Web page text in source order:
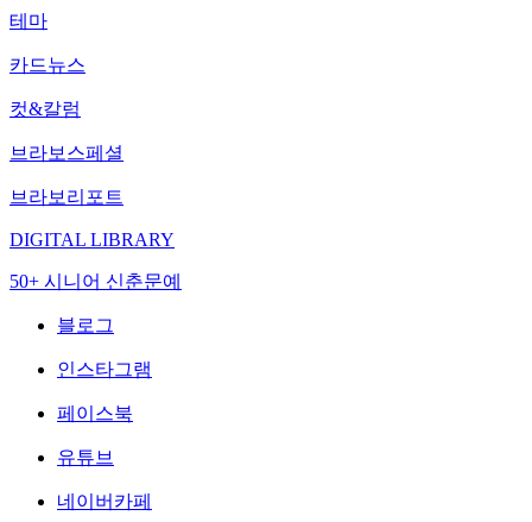
테마
카드뉴스
컷&칼럼
브라보스페셜
브라보리포트
DIGITAL LIBRARY
50+ 시니어 신춘문예
블로그
인스타그램
페이스북
유튜브
네이버카페